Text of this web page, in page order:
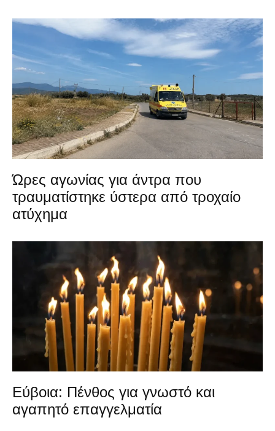
Ώρες αγωνίας για άντρα που
τραυματίστηκε ύστερα από τροχαίο
ατύχημα
Εύβοια: Πένθος για γνωστό και
αγαπητό επαγγελματία